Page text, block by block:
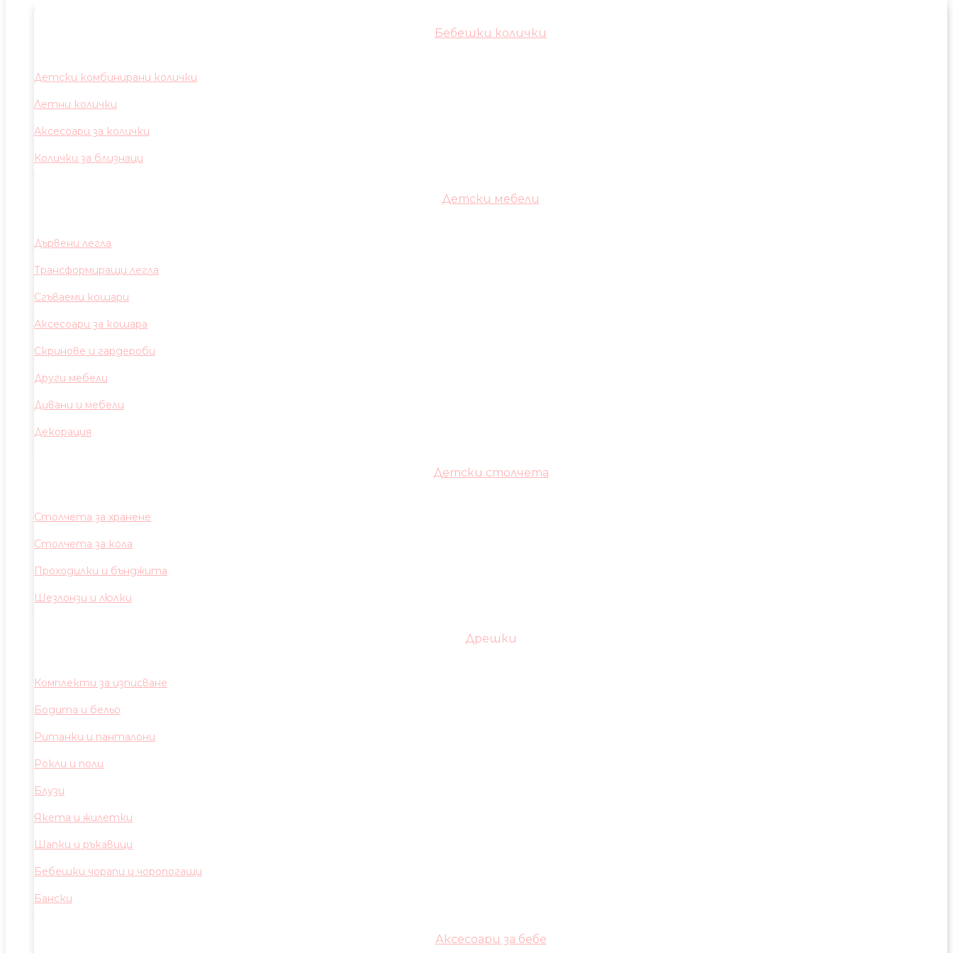
Бебешки колички
Детски комбинирани колички
Летни колички
Аксесоари за колички
Колички за близнаци
Детски мебели
Дървени легла
Трансформиращи легла
Сгъваеми кошари
Аксесоари за кошара
Скринове и гардероби
Други мебели
Дивани и мебели
Декорация
Детски столчета
Столчета за хранене
Столчета за кола
Проходилки и бънджита
Шезлонзи и люлки
Дрешки
Комплекти за изписване
Бодита и бельо
Ританки и панталони
Рокли и поли
Блузи
Якета и жилетки
Шапки и ръкавици
Бебешки чорапи и чоропогащи
Бански
Аксесоари за бебе